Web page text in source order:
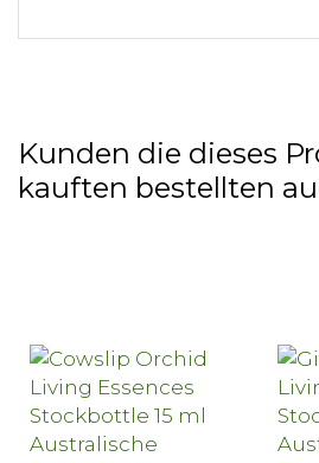
Kunden die dieses
kauften bestellten